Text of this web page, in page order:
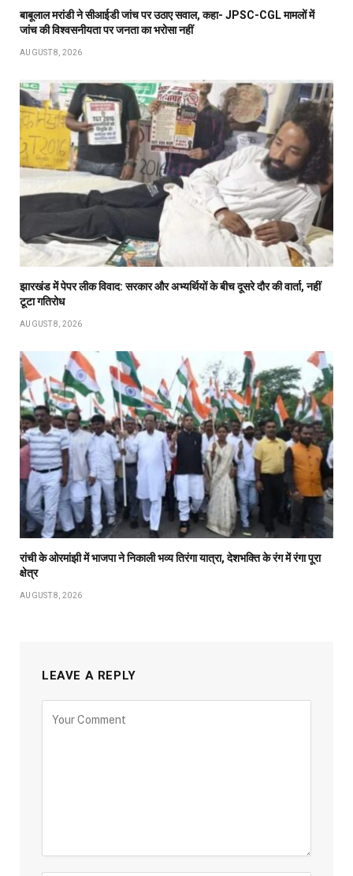
बाबूलाल मरांडी ने सीआईडी जांच पर उठाए सवाल, कहा- JPSC-CGL मामलों में
जांच की विश्वसनीयता पर जनता का भरोसा नहीं
AUGUST 8, 2026
झारखंड में पेपर लीक विवाद: सरकार और अभ्यर्थियों के बीच दूसरे दौर की वार्ता, नहीं
टूटा गतिरोध
AUGUST 8, 2026
रांची के ओरमांझी में भाजपा ने निकाली भव्य तिरंगा यात्रा, देशभक्ति के रंग में रंगा पूरा
क्षेत्र
AUGUST 8, 2026
LEAVE A REPLY